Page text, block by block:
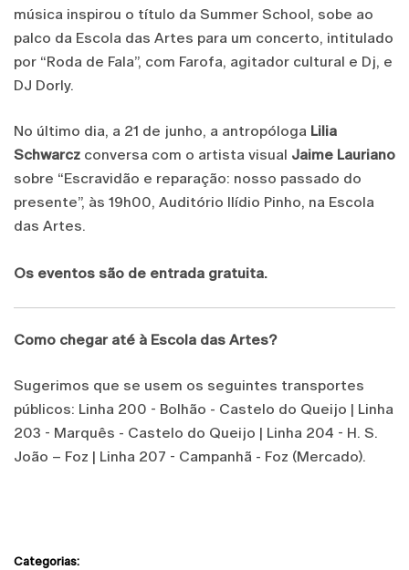
música inspirou o título da Summer School, sobe ao
palco da Escola das Artes para um concerto, intitulado
por “Roda de Fala”, com Farofa, agitador cultural e Dj, e
DJ Dorly.
No último dia, a 21 de junho, a antropóloga Lilia
Schwarcz conversa com o artista visual Jaime Lauriano
sobre “Escravidão e reparação: nosso passado do
presente”, às 19h00, Auditório Ilídio Pinho, na Escola
das Artes.
Os eventos são de entrada gratuita.
Como chegar até à Escola das Artes?
Sugerimos que se usem os seguintes transportes
públicos: Linha 200 - Bolhão - Castelo do Queijo | Linha
203 - Marquês - Castelo do Queijo | Linha 204 - H. S.
João – Foz | Linha 207 - Campanhã - Foz (Mercado).
Categorias: